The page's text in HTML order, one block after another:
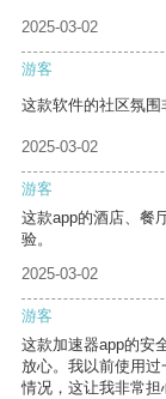
2025-03-02
游客
这款软件的社区氛围
2025-03-02
游客
这款app的酒店、餐
验。
2025-03-02
游客
这款加速器app的安
放心。我以前使用
情况，这让我非常担